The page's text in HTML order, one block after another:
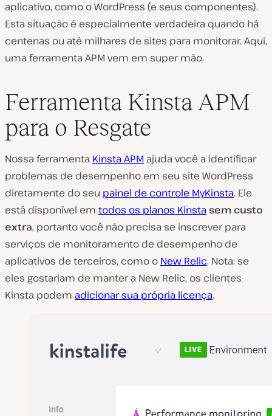
aplicativo, como o WordPress (e seus componentes).
Esta situação é especialmente verdadeira quando há
centenas ou até milhares de sites para monitorar. Aqui,
uma ferramenta APM vem em super mão.
Ferramenta Kinsta APM
para o Resgate
Nossa ferramenta Kinsta APM ajuda você a identificar
problemas de desempenho em seu site WordPress
diretamente do seu painel de controle MyKinsta. Ele
está disponível em todos os planos Kinstasem custo
extra, portanto você não precisa se inscrever para
serviços de monitoramento de desempenho de
aplicativos de terceiros, como o New Relic. Nota: se
eles gostariam de manter a New Relic, os clientes
Kinsta podem adicionar sua própria licença.